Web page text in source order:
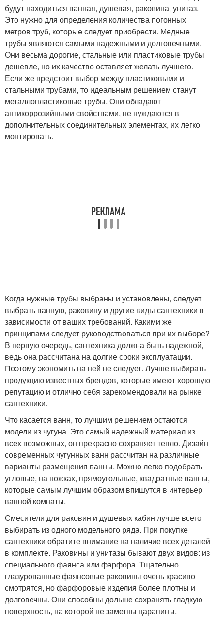
будут находиться ванная, душевая, раковина, унитаз.
Это нужно для определения количества погонных
метров труб, которые следует приобрести. Медные
трубы являются самыми надежными и долговечными.
Они весьма дорогие, стальные или пластиковые трубы
дешевле, но их качество оставляет желать лучшего.
Если же предстоит выбор между пластиковыми и
стальными трубами, то идеальным решением станут
металлопластиковые трубы. Они обладают
антикоррозийными свойствами, не нуждаются в
дополнительных соединительных элементах, их легко
монтировать.
Когда нужные трубы выбраны и установлены, следует
выбрать ванную, раковину и другие виды сантехники в
зависимости от ваших требований. Какими же
принципами следует руководствоваться при их выборе?
В первую очередь, сантехника должна быть надежной,
ведь она рассчитана на долгие сроки эксплуатации.
Поэтому экономить на ней не следует. Лучше выбирать
продукцию известных брендов, которые имеют хорошую
репутацию и отлично себя зарекомендовали на рынке
сантехники.
Что касается ванн, то лучшим решением остаются
модели из чугуна. Это самый надежный материал из
всех возможных, он прекрасно сохраняет тепло. Дизайн
современных чугунных ванн рассчитан на различные
варианты размещения ванны. Можно легко подобрать
угловые, на ножках, прямоугольные, квадратные ванны,
которые самым лучшим образом впишутся в интерьер
ванной комнаты.
Смесители для раковин и душевых кабин лучше всего
выбирать из одного модельного ряда. При покупке
сантехники обратите внимание на наличие всех деталей
в комплекте. Раковины и унитазы бывают двух видов: из
специального фаянса или фарфора. Тщательно
глазурованные фаянсовые раковины очень красиво
смотрятся, но фарфоровые изделия более плотны и
долговечны. Они способны дольше сохранять гладкую
поверхность, на которой не заметны царапины.